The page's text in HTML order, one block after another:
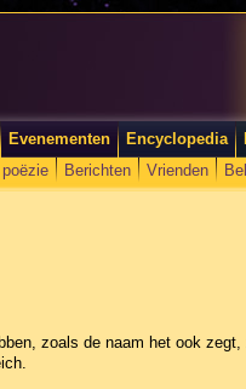
Evenementen Encyclopedia
Berichten Vrienden
zoals de naam het ook